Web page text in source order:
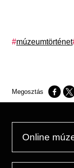
Címkék
múzeumtörténet
Opens
Online